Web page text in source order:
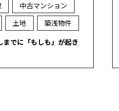
中古マンション
土地
築浅物件
でに「もしも」が起き